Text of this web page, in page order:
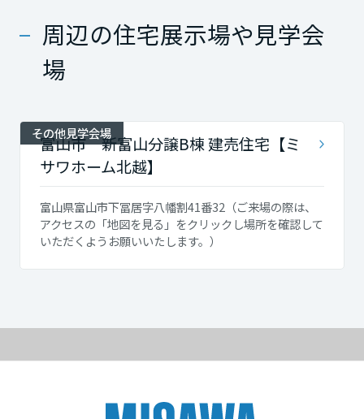
周辺の住宅展示場や見学会
場
その他見学会場
富山市 新富山分譲B棟 建売住宅【ミ
サワホーム北越】
富山県富山市下冨居字八幡割41番32（ご来場の際は、
アクセスの「地図を見る」をクリックし場所を確認して
いただくようお願いいたします。）